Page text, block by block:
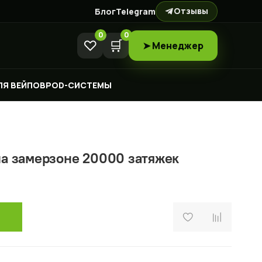
БлогTelegram Отзывы
♡
0
🛒
0
➤ Менеджер
ВЕЙПОВPOD-СИСТЕМЫ
замерзоне 20000 затяжек